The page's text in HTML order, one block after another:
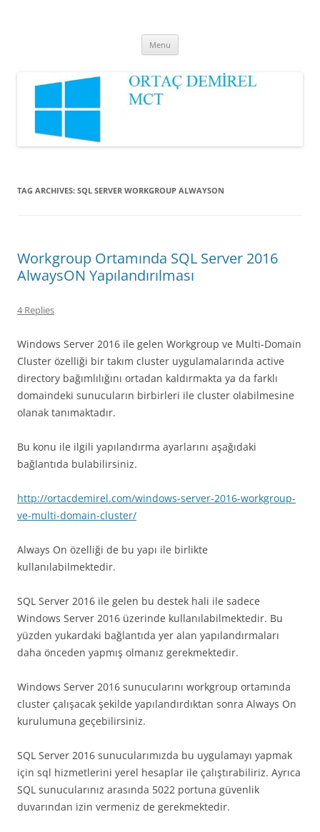
Menu
TAG ARCHIVES: SQL SERVER WORKGROUP ALWAYSON
Workgroup Ortamında SQL Server 2016
AlwaysON Yapılandırılması
4 Replies
Windows Server 2016 ile gelen Workgroup ve Multi-Domain
Cluster özelliği bir takım cluster uygulamalarında active
directory bağımlılığını ortadan kaldırmakta ya da farklı
domaindeki sunucuların birbirleri ile cluster olabilmesine
olanak tanımaktadır.
Bu konu ile ilgili yapılandırma ayarlarını aşağıdaki
bağlantıda bulabilirsiniz.
http://ortacdemirel.com/windows-server-2016-workgroup-
ve-multi-domain-cluster/
Always On özelliği de bu yapı ile birlikte
kullanılabilmektedir.
SQL Server 2016 ile gelen bu destek hali ile sadece
Windows Server 2016 üzerinde kullanılabilmektedir. Bu
yüzden yukardaki bağlantıda yer alan yapılandırmaları
daha önceden yapmış olmanız gerekmektedir.
Windows Server 2016 sunucularını workgroup ortamında
cluster çalışacak şekilde yapılandırdıktan sonra Always On
kurulumuna geçebilirsiniz.
SQL Server 2016 sunucularımızda bu uygulamayı yapmak
için sql hizmetlerini yerel hesaplar ile çalıştırabiliriz. Ayrıca
SQL sunucularınız arasında 5022 portuna güvenlik
duvarından izin vermeniz de gerekmektedir.